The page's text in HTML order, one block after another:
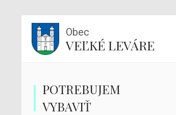
Obec
VEĽKÉ LEVÁRE
POTREBUJEM
VYBAVIŤ